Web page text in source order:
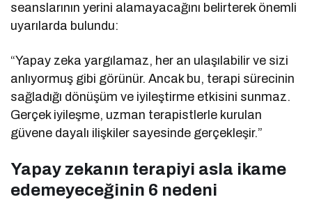
seanslarının yerini alamayacağını belirterek önemli
uyarılarda bulundu:
“Yapay zeka yargılamaz, her an ulaşılabilir ve sizi
anlıyormuş gibi görünür. Ancak bu, terapi sürecinin
sağladığı dönüşüm ve iyileştirme etkisini sunmaz.
Gerçek iyileşme, uzman terapistlerle kurulan
güvene dayalı ilişkiler sayesinde gerçekleşir.”
Yapay zekanın terapiyi asla ikame
edemeyeceğinin 6 nedeni